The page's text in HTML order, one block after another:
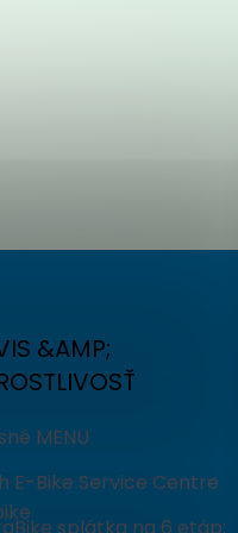
&AMP;
MENU
E-Bike Service Centre